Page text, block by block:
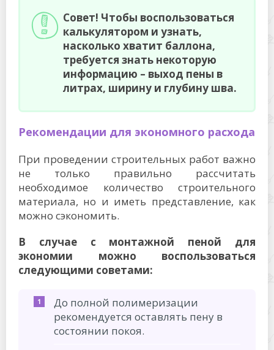
Совет! Чтобы воспользоваться
калькулятором и узнать,
насколько хватит баллона,
требуется знать некоторую
информацию – выход пены в
литрах, ширину и глубину шва.
Рекомендации для экономного расхода
При проведении строительных работ важно
не только правильно рассчитать
необходимое количество строительного
материала, но и иметь представление, как
можно сэкономить.
В случае с монтажной пеной для
экономии можно воспользоваться
следующими советами:
До полной полимеризации
рекомендуется оставлять пену в
состоянии покоя.